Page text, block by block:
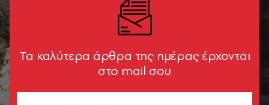
Tα καλύτερα άρθρα της ημέρας έρχονται
στο mail σου